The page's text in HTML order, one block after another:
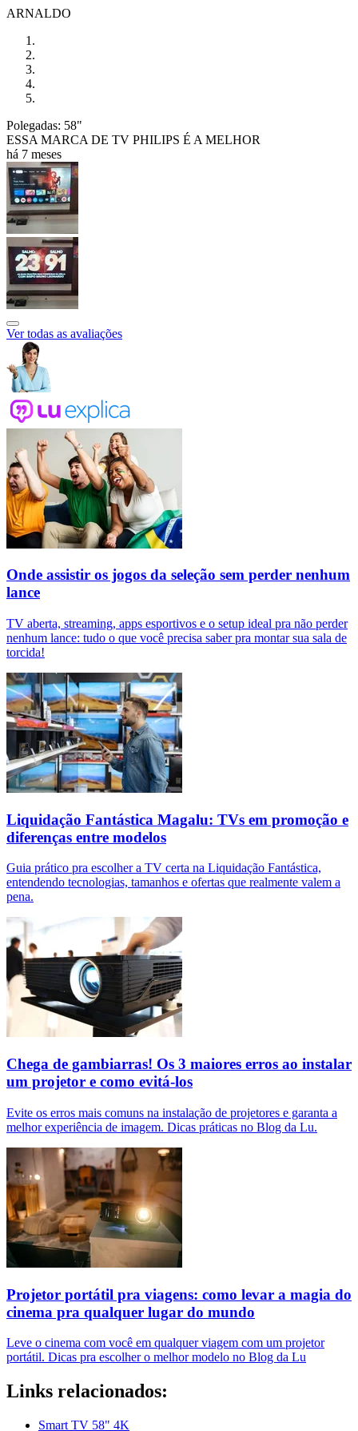
ARNALDO
Polegadas: 58"
ESSA MARCA DE TV PHILIPS É A MELHOR
há 7 meses
Ver todas as avaliações
Onde assistir os jogos da seleção sem perder nenhum
lance
TV aberta, streaming, apps esportivos e o setup ideal pra não perder
nenhum lance: tudo o que você precisa saber pra montar sua sala de
torcida!
Liquidação Fantástica Magalu: TVs em promoção e
diferenças entre modelos
Guia prático pra escolher a TV certa na Liquidação Fantástica,
entendendo tecnologias, tamanhos e ofertas que realmente valem a
pena.
Chega de gambiarras! Os 3 maiores erros ao instalar
um projetor e como evitá-los
Evite os erros mais comuns na instalação de projetores e garanta a
melhor experiência de imagem. Dicas práticas no Blog da Lu.
Projetor portátil pra viagens: como levar a magia do
cinema pra qualquer lugar do mundo
Leve o cinema com você em qualquer viagem com um projetor
portátil. Dicas pra escolher o melhor modelo no Blog da Lu
Links relacionados:
Smart TV 58" 4K